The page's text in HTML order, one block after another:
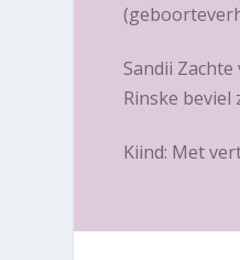
Sandii
Rinske
Kiind: Met